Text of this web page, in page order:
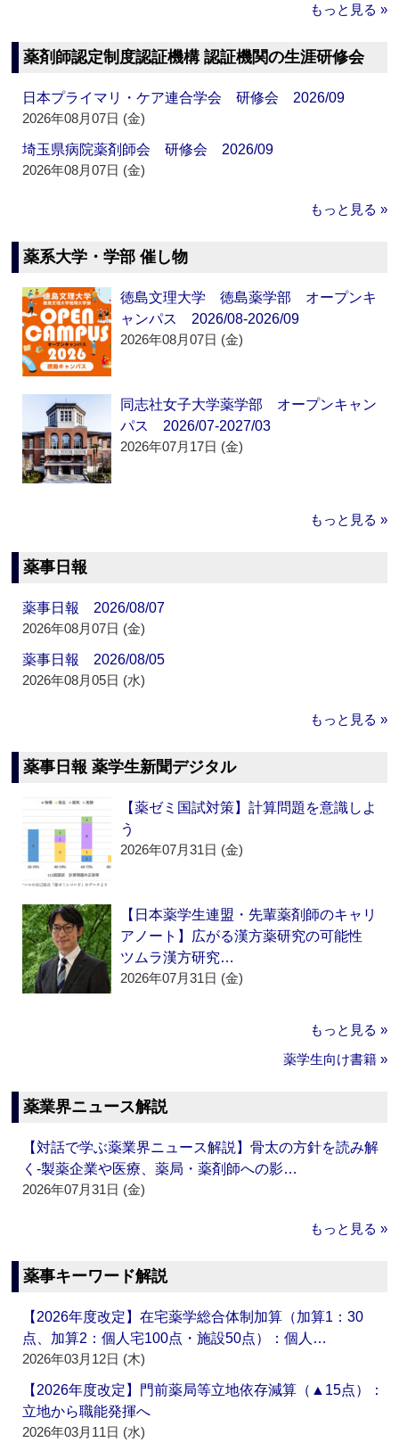
もっと見る »
薬剤師認定制度認証機構 認証機関の生涯研修会
日本プライマリ・ケア連合学会 研修会 2026/09
2026年08月07日 (金)
埼玉県病院薬剤師会 研修会 2026/09
2026年08月07日 (金)
もっと見る »
薬系大学・学部 催し物
徳島文理大学 徳島薬学部 オープンキ
ャンパス 2026/08-2026/09
2026年08月07日 (金)
同志社女子大学薬学部 オープンキャン
パス 2026/07-2027/03
2026年07月17日 (金)
もっと見る »
薬事日報
薬事日報 2026/08/07
2026年08月07日 (金)
薬事日報 2026/08/05
2026年08月05日 (水)
もっと見る »
薬事日報 薬学生新聞デジタル
【薬ゼミ国試対策】計算問題を意識しよ
う
2026年07月31日 (金)
【日本薬学生連盟・先輩薬剤師のキャリ
アノート】広がる漢方薬研究の可能性
ツムラ漢方研究…
2026年07月31日 (金)
もっと見る »
薬学生向け書籍 »
薬業界ニュース解説
【対話で学ぶ薬業界ニュース解説】骨太の方針を読み解
く‐製薬企業や医療、薬局・薬剤師への影…
2026年07月31日 (金)
もっと見る »
薬事キーワード解説
【2026年度改定】在宅薬学総合体制加算（加算1：30
点、加算2：個人宅100点・施設50点）：個人…
2026年03月12日 (木)
【2026年度改定】門前薬局等立地依存減算（▲15点）：
立地から職能発揮へ
2026年03月11日 (水)